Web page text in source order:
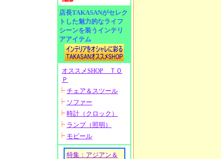
店長TAKASANがセレク
トした魅力的なライフ
シーンを装うインテリ
アアイテム
オススメSHOP ＴＯ
Ｐ
チェア＆スツール
ソファー
時計（クロック）
ランプ（照明）
モビール
特集：アジアン＆